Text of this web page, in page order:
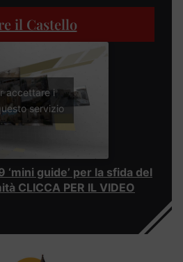
il Castello
accettare i
servizio
‘mini guide’ per la sfida del
CLICCA PER IL VIDEO